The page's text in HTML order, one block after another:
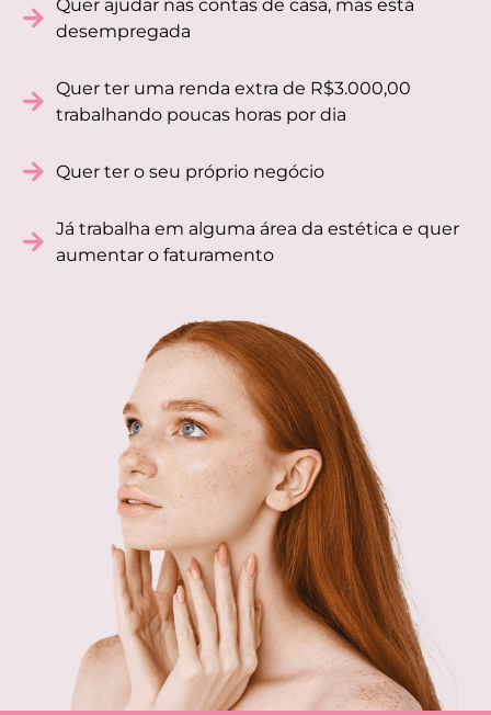
Quer ajudar nas contas de casa, mas está
desempregada
Quer ter uma renda extra de R$3.000,00
trabalhando poucas horas por dia
Quer ter o seu próprio negócio
Já trabalha em alguma área da estética e quer
aumentar o faturamento